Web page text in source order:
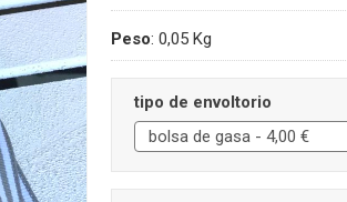
Peso: 0,05 Kg
tipo de envoltorio